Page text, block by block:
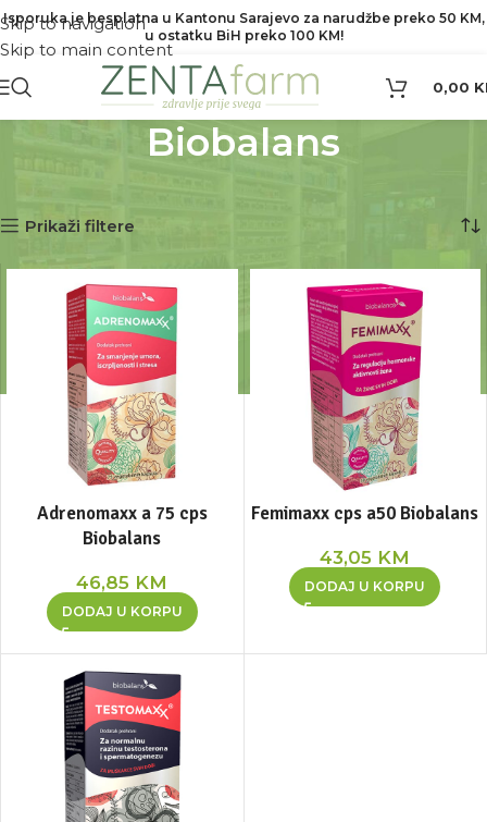
Skip to navigation
Skip to main content
Isporuka je besplatna u Kantonu Sarajevo za narudžbe preko 50 KM,
u ostatku BiH preko 100 KM!
0,00
Biobalans
Prikaži filtere
Adrenomaxx a 75 cps
Biobalans
46,85 KM
DODAJ U KORPU
Femimaxx cps a50 Biobalans
43,05 KM
DODAJ U KORPU